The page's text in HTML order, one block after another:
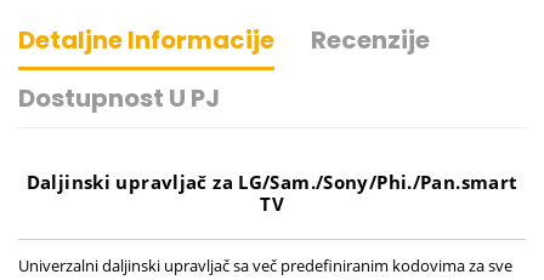
Detaljne Informacije
Recenzije
Dostupnost U PJ
Daljinski upravljač za LG/Sam./Sony/Phi./Pan.smart
TV
Univerzalni daljinski upravljač sa več predefiniranim kodovima za sve